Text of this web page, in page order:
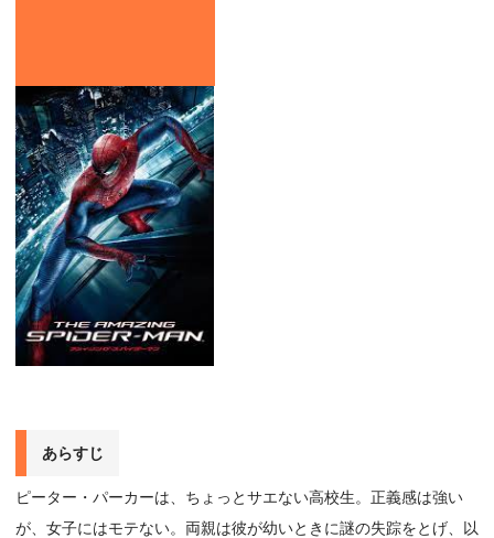
あらすじ
ピーター・パーカーは、ちょっとサエない高校生。正義感は強い
が、女子にはモテない。両親は彼が幼いときに謎の失踪をとげ、以